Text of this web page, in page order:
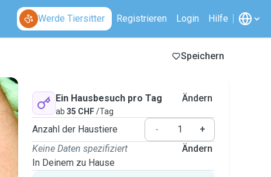
Werde Tiersitter Registrieren Login Hilfe
Speichern
Ein Hausbesuch pro Tag
ab 35 CHF/Tag
Ändern
Anzahl der Haustiere -
+
Keine Daten spezifiziert
In Deinem zu Hause
Ändern